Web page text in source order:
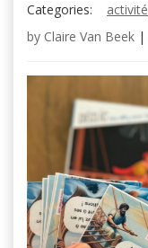
Categories:
activité
by Claire Van Beek |